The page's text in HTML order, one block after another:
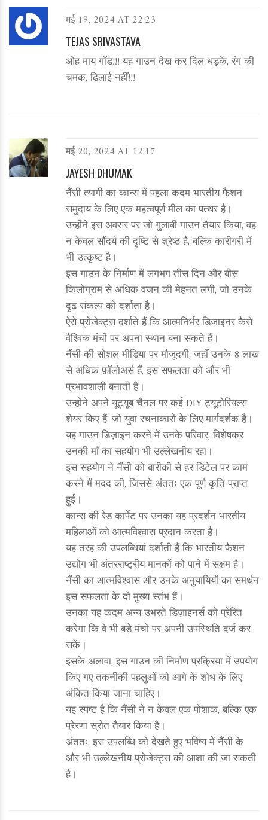
मई 19, 2024 AT 22:23
TEJAS SRIVASTAVA
ओह माय गॉड!!! यह गाउन देख कर दिल धड़के, रंग की
चमक, ढिलाई नहीं!!!
मई 20, 2024 AT 12:17
JAYESH DHUMAK
नैंसी त्यागी का कान्स में पहला कदम भारतीय फैशन
समुदाय के लिए एक महत्वपूर्ण मील का पत्थर है।
उन्होंने इस अवसर पर जो गुलाबी गाउन तैयार किया, वह
न केवल सौंदर्य की दृष्टि से श्रेष्ठ है, बल्कि कारीगरी में
भी उत्कृष्ट है।
इस गाउन के निर्माण में लगभग तीस दिन और बीस
किलोग्राम से अधिक वजन की मेहनत लगी, जो उनके
दृढ़ संकल्प को दर्शाता है।
ऐसे प्रोजेक्ट्स दर्शाते हैं कि आत्मनिर्भर डिजाइनर कैसे
वैश्विक मंचों पर अपना स्थान बना सकते हैं।
नैंसी की सोशल मीडिया पर मौजूदगी, जहाँ उनके 8 लाख
से अधिक फ़ॉलोअर्स हैं, इस सफलता को और भी
प्रभावशाली बनाती है।
उन्होंने अपने यूट्यूब चैनल पर कई DIY ट्यूटोरियल्स
शेयर किए हैं, जो युवा रचनाकारों के लिए मार्गदर्शक हैं।
यह गाउन डिज़ाइन करने में उनके परिवार, विशेषकर
उनकी माँ का सहयोग भी उल्लेखनीय रहा।
इस सहयोग ने नैंसी को बारीकी से हर डिटेल पर काम
करने में मदद की, जिससे अंततः एक पूर्ण कृति प्राप्त
हुई।
कान्स की रेड कार्पेट पर उनका यह प्रदर्शन भारतीय
महिलाओं को आत्मविश्वास प्रदान करता है।
यह तरह की उपलब्धियां दर्शाती हैं कि भारतीय फैशन
उद्योग भी अंतरराष्ट्रीय मानकों को पाने में सक्षम है।
नैंसी का आत्मविश्वास और उनके अनुयायियों का समर्थन
इस सफलता के दो मुख्य स्तंभ हैं।
उनका यह कदम अन्य उभरते डिज़ाइनर्स को प्रेरित
करेगा कि वे भी बड़े मंचों पर अपनी उपस्थिति दर्ज कर
सकें।
इसके अलावा, इस गाउन की निर्माण प्रक्रिया में उपयोग
किए गए तकनीकी पहलुओं को आगे के शोध के लिए
अंकित किया जाना चाहिए।
यह स्पष्ट है कि नैंसी ने न केवल एक पोशाक, बल्कि एक
प्रेरणा स्रोत तैयार किया है।
अंततः, इस उपलब्धि को देखते हुए भविष्य में नैंसी के
और भी उल्लेखनीय प्रोजेक्ट्स की आशा की जा सकती
है।